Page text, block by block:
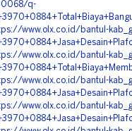
q-
www.olx.co.id/bantul-
www.olx.co.id/bantul-
www.olx.co.id/bantul-
www.olx.co.id/bantul-